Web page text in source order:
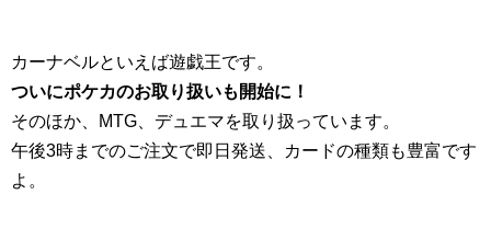
カーナベルといえば遊戯王です。
ついにポケカのお取り扱いも開始に！
そのほか、MTG、デュエマを取り扱っています。
午後3時までのご注文で即日発送、カードの種類も豊富です
よ。